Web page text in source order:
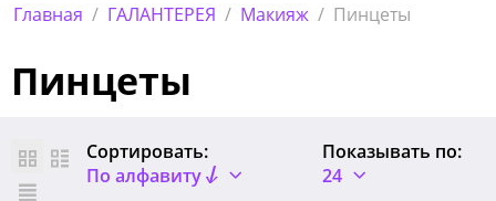
Главная / ГАЛАНТЕРЕЯ / Макияж / Пинцеты
Пинцеты
Сортировать:
По алфавиту
Показывать по:
24